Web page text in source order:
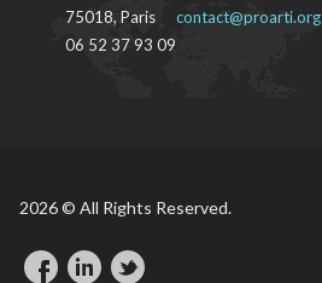
75018, Paris
06 52 37 93 09
contact@proarti.org
2026 © All Rights Reserved.